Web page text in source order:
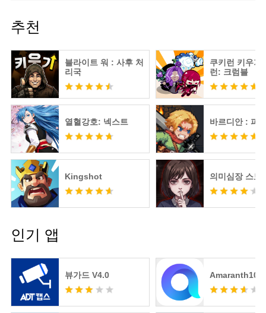
추천
블라이트 워 : 사후 처
리국
쿠키런 키우기
런: 크럼블
열혈강호: 넥스트 바르디안 : 피
Kingshot 의미심장 스토
인기 앱
뷰가드 V4.0 Amaranth10